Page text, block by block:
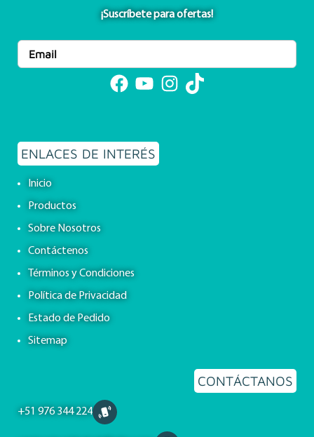
¡Suscríbete para ofertas!
Facebook
YouTube
Instagram
TikTok
ENLACES DE INTERÉS
Inicio
Productos
Sobre Nosotros
Contáctenos
Términos y Condiciones
Política de Privacidad
Estado de Pedido
Sitemap
CONTÁCTANOS
+51 976 344 224